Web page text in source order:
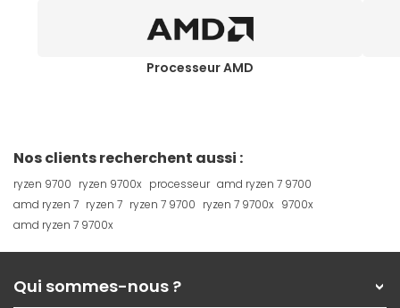
Processeur AMD
Nos clients recherchent aussi :
ryzen 9700 ryzen 9700x processeur amd ryzen 7 9700
amd ryzen 7 ryzen 7 ryzen 7 9700 ryzen 7 9700x 9700x
amd ryzen 7 9700x
Qui sommes-nous ?